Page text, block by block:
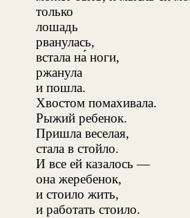
только
лошадь
рванулась,
встала на́ ноги,
ржанула
и пошла.
Хвостом помахивала.
Рыжий ребенок.
Пришла веселая,
стала в стойло.
И все ей казалось —
она жеребенок,
и стоило жить,
и работать стоило.